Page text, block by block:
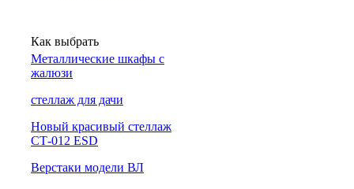
Как выбрать
Металлические шкафы с
жалюзи
cтеллаж для дачи
Новый красивый стеллаж
СТ-012 ESD
Верстаки модели ВЛ